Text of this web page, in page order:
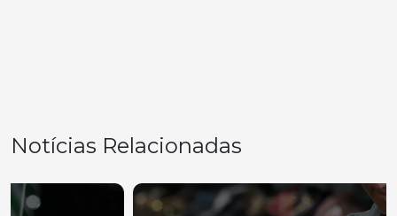
Notícias Relacionadas